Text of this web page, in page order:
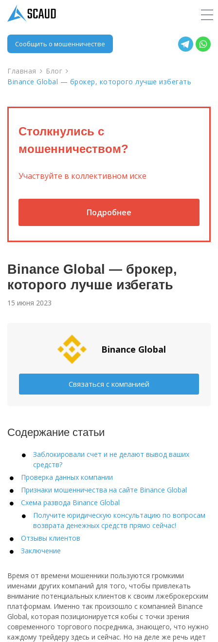
Сообщить о мошенничестве
Главная
Блог
Binance Global — брокер, которого лучше избегать
Столкнулись с
мошенничеством?
Участвуйте в коллективном иске
Подробнее
Binance Global — брокер,
которого лучше избегать
15 июня 2023
Binance Global
Связаться с компанией
Содержание статьи
Заблокировали счет и не делают вывод ваших
средств?
Проверка данных компании
Признаки мошенничества на сайте Binance Global
Схема развода Binance Global
Получите юридическую консультацию по вопросам
возврата денежных средств прямо сейчас!
Отзывы клиентов
Заключение
Время от времени мошенники пользуются громкими
именами других компаний для того, чтобы привлекать
внимание потенциальных клиентов к своим лжеброкерским
платформам. Именно так произошло с компанией Binance
Global, которая позиционируется кобы с точки зрения
современного торгового посредника, знающего, что нужно
каждому трейдеру здесь и сейчас. Но на деле же речь идет